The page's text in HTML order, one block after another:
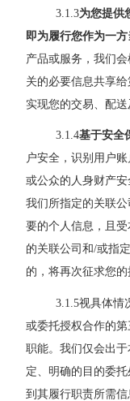
3.1.3为您提供
即为履行您作为一
产品或服务，我们
关的必要信息共享
实现您的交易、配送
3.1.4基于安全
户安全，识别用户
或公众的人身财产
我们所指定的关联公
要的个人信息，且
的关联公司和/或指
的，将再次征求您的
3.1.5视具体情
或委托授权合作的第
职能。我们仅会出
定、明确的目的委
到其履行职责所需